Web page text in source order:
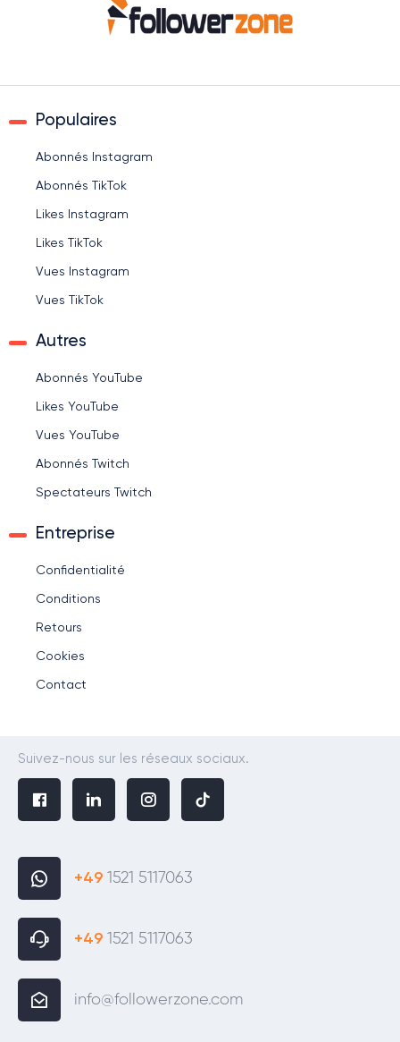
Populaires
Abonnés Instagram
Abonnés TikTok
Likes Instagram
Likes TikTok
Vues Instagram
Vues TikTok
Autres
Abonnés YouTube
Likes YouTube
Vues YouTube
Abonnés Twitch
Spectateurs Twitch
Entreprise
Confidentialité
Conditions
Retours
Cookies
Contact
Suivez-nous sur les réseaux sociaux.
+49 1521 5117063
+49 1521 5117063
info@followerzone.com